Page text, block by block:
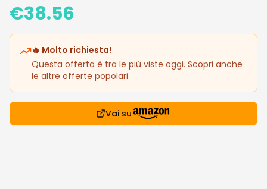
€38.56
🔥 Molto richiesta!
Questa offerta è tra le più viste oggi. Scopri anche
le altre offerte popolari.
Vai su